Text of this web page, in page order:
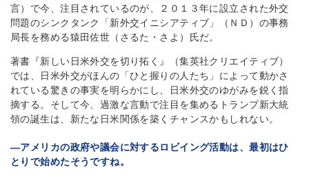
言）で今、注目されているのが、２０１３年に設立された外交
問題のシンクタンク「新外交イニシアティブ」（ＮＤ）の事務
局長を務める猿田佐世（さるた・さよ）氏だ。
著書『新しい日米外交を切り拓く』（集英社クリエイティブ）
では、日米外交がほんの「ひと握りの人たち」によって動かさ
れている驚きの事実を明らかにし、日米外交のゆがみを鋭く指
摘する。そして今、過激な言動で注目を集めるトランプ新大統
領の誕生は、新たな日米関係を築くチャンスかもしれない。
―アメリカの政府や議会に対するロビイング活動は、最初はひ
とりで始めたそうですね。